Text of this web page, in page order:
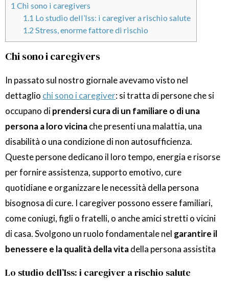
1 Chi sono i caregivers
1.1 Lo studio dell’Iss: i caregiver a rischio salute
1.2 Stress, enorme fattore di rischio
Chi sono i caregivers
In passato sul nostro giornale avevamo visto nel
dettaglio chi sono i caregiver: si tratta di persone che si
occupano diprendersi cura di un familiare o di una
persona a loro vicinache presenti una malattia, una
disabilità o una condizione di non autosufficienza.
Queste persone dedicano il loro tempo, energia e risorse
per fornire assistenza, supporto emotivo, cure
quotidiane e organizzare le necessità della persona
bisognosa di cure. I caregiver possono essere familiari,
come coniugi, figli o fratelli, o anche amici stretti o vicini
di casa. Svolgono un ruolo fondamentale nel garantire il
benessere e la qualità della vitadella persona assistita
Lo studio dell’Iss: i caregiver a rischio salute